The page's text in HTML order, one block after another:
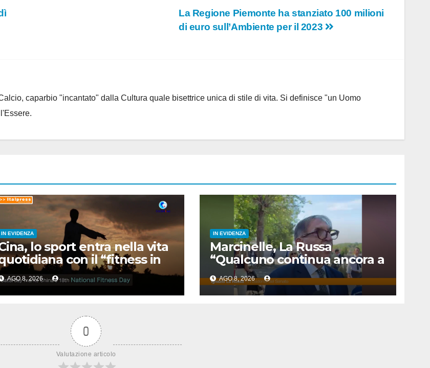
La Regione Piemonte ha stanziato 100 milioni
di euro sull’Ambiente per il 2023
caparbio "incantato" dalla Cultura quale bisettrice unica di stile di vita. Si definisce "un Uomo
IN EVIDENZA
lo sport entra nella vita
con il “fitness in
minuti”
AGO 8, 2026
IN EVIDENZA
Marcinelle, La Russa
“Qualcuno continua ancora a
voltare le spalle”
AGO 8, 2026
0
Valutazione articolo